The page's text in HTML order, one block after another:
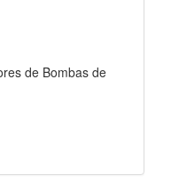
de Bombas de